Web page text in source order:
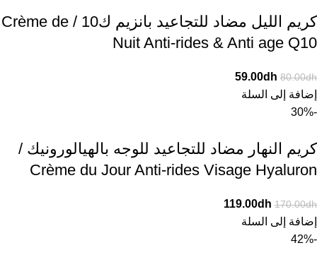
كريم الليل مضاد للتجاعيد بانزيم ك10 / Crème de
Nuit Anti-rides & Anti age Q10
80.00dh
59.00dh
إضافة إلى السلة
-30%
كريم النهار مضاد للتجاعيد للوجه بالهيالورونيك /
Crème du Jour Anti-rides Visage Hyaluron
170.00dh
119.00dh
إضافة إلى السلة
-42%